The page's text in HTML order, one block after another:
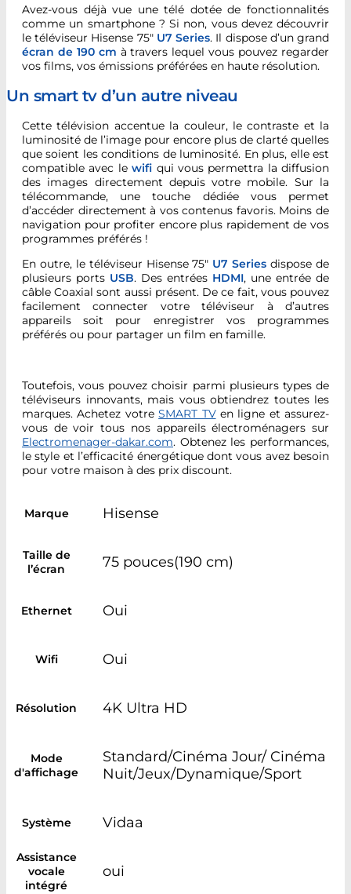
Avez-vous déjà vue une télé dotée de fonctionnalités
comme un smartphone ? Si non, vous devez découvrir
le téléviseur Hisense 75″ U7 Series. Il dispose d’un grand
écran de 190 cm à travers lequel vous pouvez regarder
vos films, vos émissions préférées en haute résolution.
Un smart tv d’un autre niveau
Cette télévision accentue la couleur, le contraste et la
luminosité de l’image pour encore plus de clarté quelles
que soient les conditions de luminosité. En plus, elle est
compatible avec lewifi qui vous permettra la diffusion
des images directement depuis votre mobile. Sur la
télécommande, une touche dédiée vous permet
d’accéder directement à vos contenus favoris. Moins de
navigation pour profiter encore plus rapidement de vos
programmes préférés !
En outre, le téléviseur Hisense 75″ U7 Series dispose de
plusieurs ports USB. Des entrées HDMI, une entrée de
câble Coaxial sont aussi présent. De ce fait, vous pouvez
facilement connecter votre téléviseur à d’autres
appareils soit pour enregistrer vos programmes
préférés ou pour partager un film en famille.
Toutefois, vous pouvez choisir parmi plusieurs types de
téléviseurs innovants, mais vous obtiendrez toutes les
marques. Achetez votreSMART TVen ligne et assurez-
vous de voir tous nos appareils électroménagers sur
Electromenager-dakar.com. Obtenez les performances,
le style et l’efficacité énergétique dont vous avez besoin
pour votre maison à des prix discount.
Marque Hisense
Taille de
l’écran
75 pouces(190 cm)
Ethernet Oui
Wifi Oui
Résolution 4K Ultra HD
Mode
d'affichage
Standard/Cinéma Jour/ Cinéma
Nuit/Jeux/Dynamique/Sport
Système Vidaa
Assistance
vocale
intégré
oui